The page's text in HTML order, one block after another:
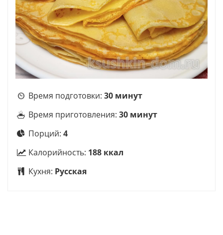
Время подготовки:30 минут
Время приготовления:30 минут
Порций:4
Калорийность: 188 ккал
Кухня: Русская